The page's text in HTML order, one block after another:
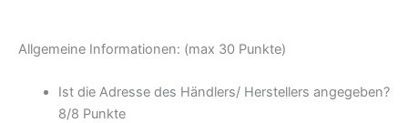
Allgemeine Informationen: (max 30 Punkte)
Ist die Adresse des Händlers/ Herstellers angegeben?
8/8 Punkte